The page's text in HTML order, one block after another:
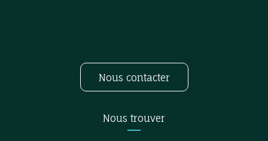
Nous contacter
Nous trouver